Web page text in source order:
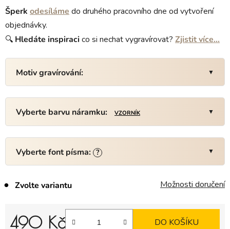
Šperk odesíláme do druhého pracovního dne od vytvoření
objednávky.
🔍 Hledáte inspiracico si nechat vygravírovat? Zjistit více…
Motiv gravírování:
Vyberte barvu náramku: VZORNÍK
Vyberte font písma: ?
Zvolte variantu Možnosti doručení
490 Kč DO KOŠÍKU